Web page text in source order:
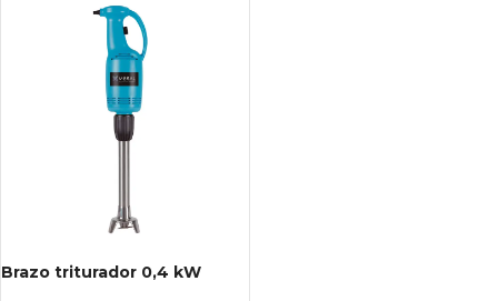
Brazo triturador 0,4 kW